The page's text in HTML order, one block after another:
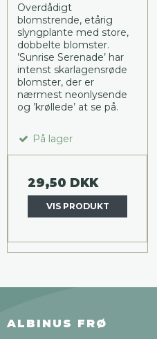
Overdådigt
blomstrende, etårig
slyngplante med store,
dobbelte blomster.
’Sunrise Serenade’ har
intenst skarlagensrøde
blomster, der er
nærmest neonlysende
og ’krøllede’ at se på.
På lager
29,50 DKK
VIS PRODUKT
ALBINUS FRØ